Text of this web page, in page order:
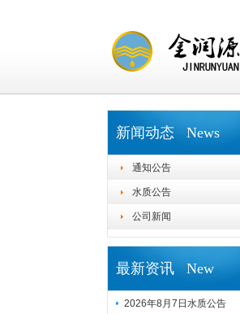
新闻动态 News
通知公告
水质公告
公司新闻
最新资讯 New
2026年8月7日水质公告